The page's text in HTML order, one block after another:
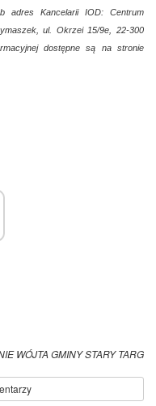
adres Kancelarii IOD: Centrum
ul. Okrzei 15/9e, 22-300
dostępne są na stronie
WÓJTA GMINY STARY TARG